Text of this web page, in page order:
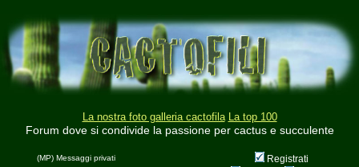
La nostra foto galleria cactofila La top 100
Forum dove si condivide la passione per cactus e succulente
(MP) Messaggi privati
Registrati